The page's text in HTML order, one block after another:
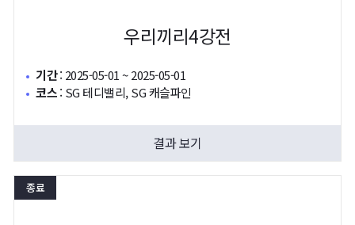
우리끼리4강전
기간: 2025-05-01 ~ 2025-05-01
코스: SG 테디밸리, SG 캐슬파인
결과 보기
종료